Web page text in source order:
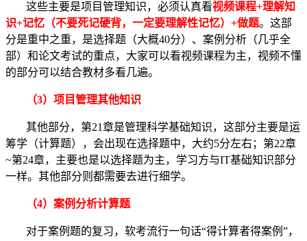
这些主要是项目管理知识，必须认真看视频课程+理解知
识+记忆（不要死记硬背，一定要理解性记忆）+做题。这部
分是重中之重，是选择题（大概40分）、案例分析（几乎全
部）和论文考试的重点，大家可以看视频课程为主，视频不懂
的部分可以结合教材多看几遍。
（3） 项目管理其他知识
其他部分，第21章是管理科学基础知识，这部分主要是运
筹学（计算题），会出现在选择题中，大约5分左右；第22章
~第24章，主要也是以选择题为主，学习方与IT基础知识部分
一样。其他部分则都需要去进行细学。
（4） 案例分析计算题
对于案例题的复习，软考流行一句话“得计算者得案例”，